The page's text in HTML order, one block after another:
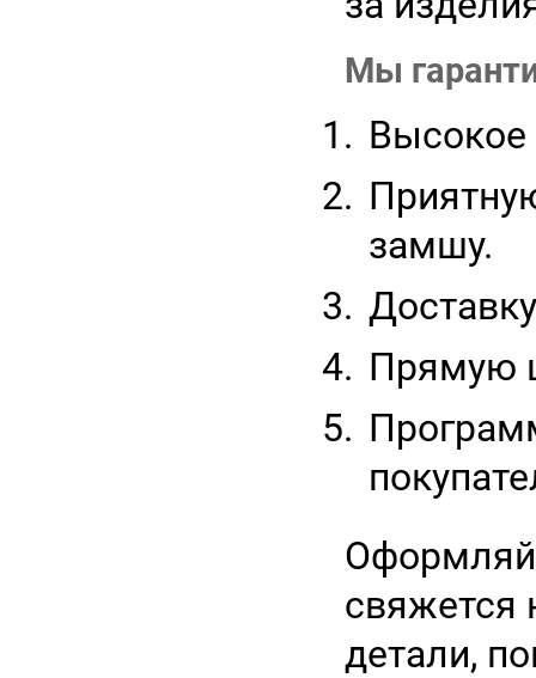
Мы
Высокое
замшу.
Прямую
свяжется
детали,